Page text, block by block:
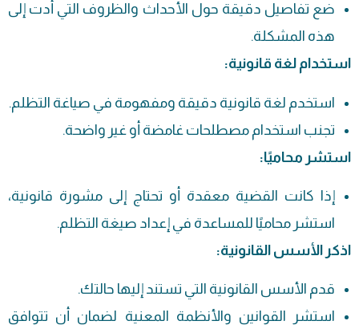
ضع تفاصيل دقيقة حول الأحداث والظروف التي أدت إلى
هذه المشكلة.
استخدام لغة قانونية:
استخدم لغة قانونية دقيقة ومفهومة في صياغة التظلم.
تجنب استخدام مصطلحات غامضة أو غير واضحة.
استشر محاميًا:
إذا كانت القضية معقدة أو تحتاج إلى مشورة قانونية،
استشر محاميًا للمساعدة في إعداد صيغة التظلم.
اذكر الأسس القانونية:
قدم الأسس القانونية التي تستند إليها حالتك.
استشر القوانين والأنظمة المعنية لضمان أن تتوافق